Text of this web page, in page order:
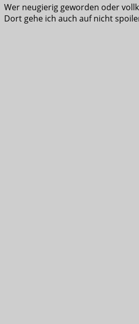
Wer neugierig geworden oder
Dort gehe ich auch auf nicht